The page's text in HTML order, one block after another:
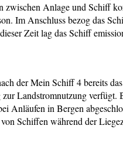
zwischen Anlage und Schiff
Im Anschluss bezog das
Zeit lag das Schiff
der Mein Schiff 4 bereits
Landstromnutzung verfügt.
Anläufen in Bergen
Schiffen während der